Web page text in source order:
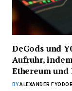
DeGods und
Aufruhr,
Ethereum und
BYALEXANDER